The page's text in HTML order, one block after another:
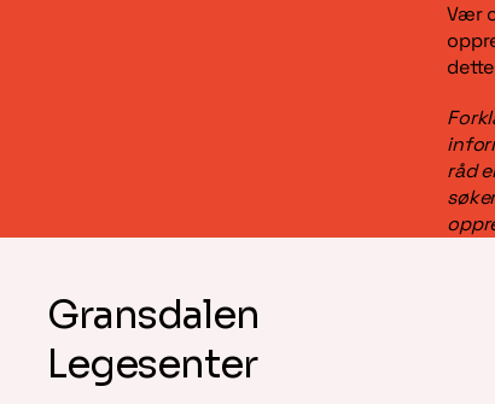
Vær
råd
Gransdalen
Legesenter